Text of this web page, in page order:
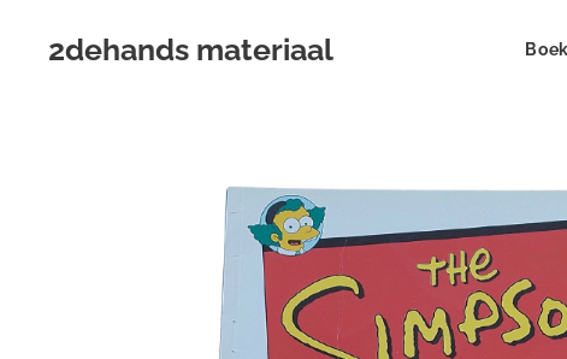
2dehands materiaal